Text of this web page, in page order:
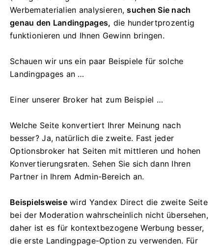
Werbematerialien analysieren,suchen Sie nach
genau den Landingpages, die hundertprozentig
funktionieren und Ihnen Gewinn bringen.
Schauen wir uns ein paar Beispiele für solche
Landingpages an …
Einer unserer Broker hat zum Beispiel …
Welche Seite konvertiert Ihrer Meinung nach
besser? Ja, natürlich die zweite. Fast jeder
Optionsbroker hat Seiten mit mittleren und hohen
Konvertierungsraten. Sehen Sie sich dann Ihren
Partner in Ihrem Admin-Bereich an.
Beispielsweisewird Yandex Direct die zweite Seite
bei der Moderation wahrscheinlich nicht übersehen,
daher ist es für kontextbezogene Werbung besser,
die erste Landingpage-Option zu verwenden. Für